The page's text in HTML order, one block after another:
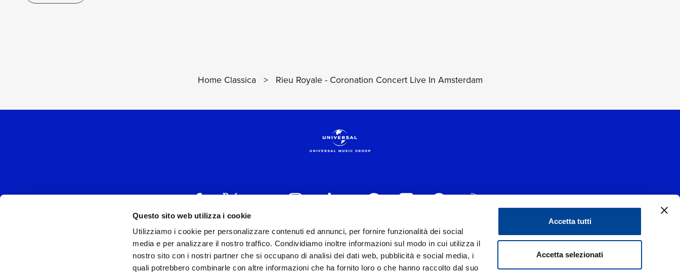
Questo sito web utilizza i cookie
Utilizziamo i cookie per personalizzare contenuti ed annunci, per fornire funzionalità dei social
media e per analizzare il nostro traffico. Condividiamo inoltre informazioni sul modo in cui utilizza il
nostro sito con i nostri partner che si occupano di analisi dei dati web, pubblicità e social media, i
quali potrebbero combinarle con altre informazioni che ha fornito loro o che hanno raccolto dal suo
Accetta tutti
Accetta selezionati
Home Classica > Rieu Royale - Coronation Concert Live In Amsterdam
UNIVERSAL MUSIC ITALIA s.r.l. (Società con unico socio) | Via Nervesa, 21 - 20139 Milano
P.IVA IT03802730154 Iscritta al REA di Milano con il numero 966135 in data 29/06/1977
Capitale sociale Euro 2.000.000 interamente versato.